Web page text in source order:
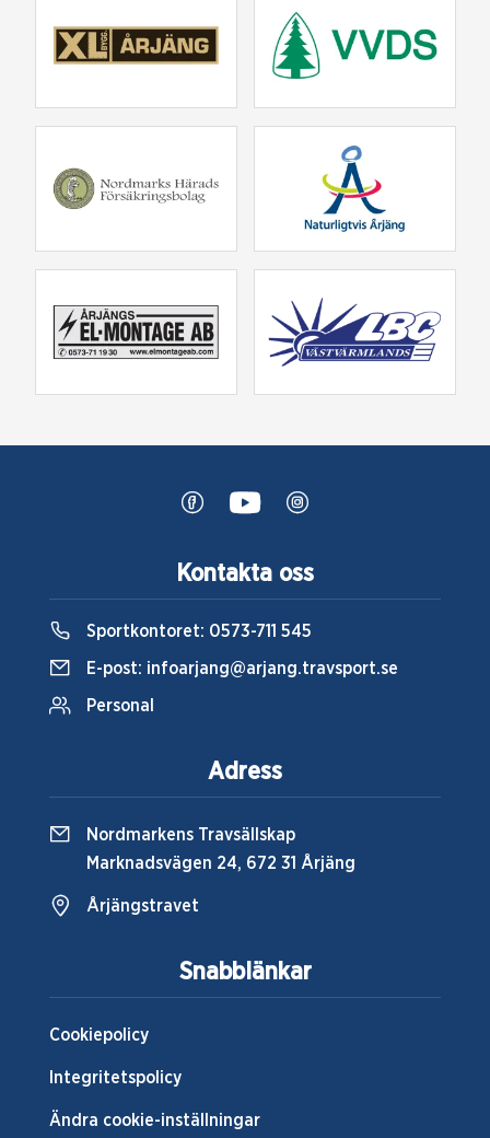
Snabblänkar
Cookiepolicy
Integritetspolicy
Ändra cookie-inställningar
Kontakta oss
Sportkontoret: 0573-711 545
E-post: infoarjang@arjang.travsport.se
Personal
Adress
Nordmarkens Travsällskap
Marknadsvägen 24, 672 31 Årjäng
Årjängstravet